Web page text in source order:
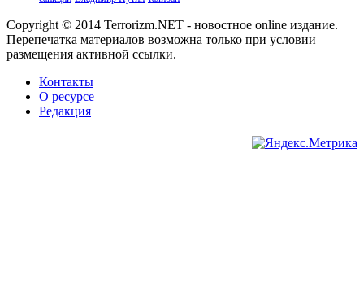
Copyright © 2014 Terrorizm.NET - новостное online издание.
Перепечатка материалов возможна только при условии
размещения активной ссылки.
Контакты
О ресурсе
Редакция